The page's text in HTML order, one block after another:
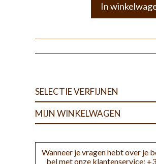
In
SELECTIE VERFIJNEN
MIJN WINKELWAGEN
Wanneer je vragen hebt over je
bel met onze klantenservice: